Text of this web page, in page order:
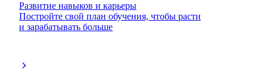
Развитие навыков и карьеры
Постройте свой план обучения, чтобы расти
и зарабатывать больше